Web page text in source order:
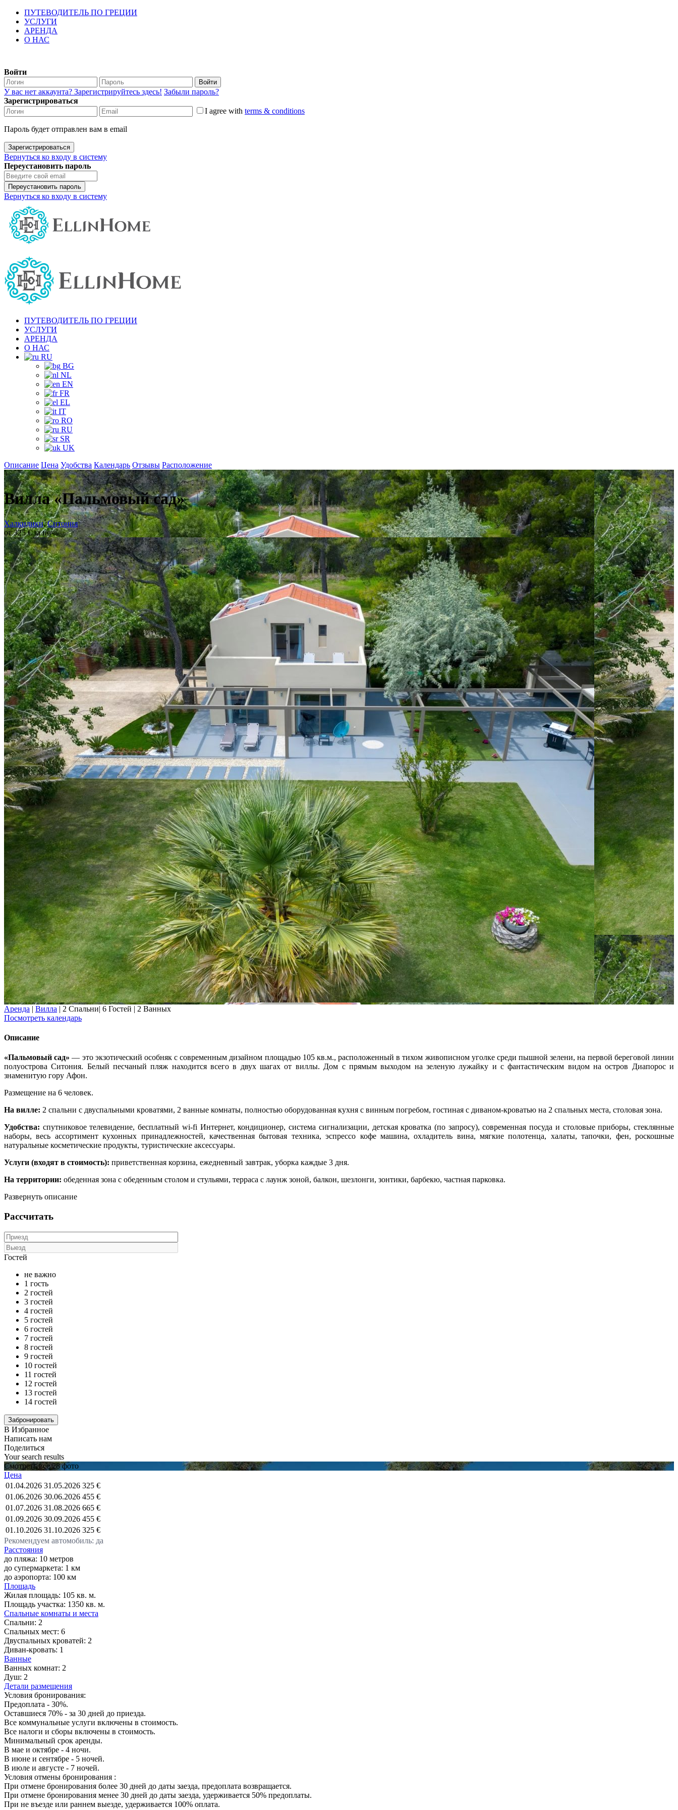
ПУТЕВОДИТЕЛЬ ПО ГРЕЦИИ
УСЛУГИ
АРЕНДА
О НАС
Войти
Войти
У вас нет аккаунта? Зарегистрируйтесь здесь! Забыли пароль?
Зарегистрироваться
I agree with terms & conditions
Пароль будет отправлен вам в email
Зарегистрироваться
Вернуться ко входу в систему
Переустановить пароль
Переустановить пароль
Вернуться ко входу в систему
ПУТЕВОДИТЕЛЬ ПО ГРЕЦИИ
УСЛУГИ
АРЕНДА
О НАС
RU
BG
NL
EN
FR
EL
IT
RO
RU
SR
UK
Описание Цена Удобства Календарь Отзывы Расположение
+
Вилла «Пальмовый сад»
Халкидики,Ситония
от 325 € за ночь
Аренда | Вилла | 2 Спальни| 6 Гостей | 2 Ванных
Посмотреть календарь
Описание
«Пальмовый сад» — это экзотический особняк с современным дизайном площадью 105 кв.м., расположенный в тихом живописном уголке среди пышной зелени, на первой береговой линии
полуострова Ситония. Белый песчаный пляж находится всего в двух шагах от виллы. Дом с прямым выходом на зеленую лужайку и с фантастическим видом на остров Диапорос и
знаменитую гору Афон.
Размещение на 6 человек.
На вилле: 2 спальни с двуспальными кроватями, 2 ванные комнаты, полностью оборудованная кухня с винным погребом, гостиная с диваном-кроватью на 2 спальных места, столовая зона.
Удобства: cпутниковое телевидение, бесплатный wi-fi Интернет, кондиционер, система сигнализации, детская кроватка (по запросу), современная посуда и столовые приборы, стеклянные
наборы, весь ассортимент кухонных принадлежностей, качественная бытовая техника, эспрессо кофе машина, охладитель вина, мягкие полотенца, халаты, тапочки, фен, роскошные
натуральные косметические продукты, туристические аксессуары.
Услуги (входят в стоимость): приветственная корзина, ежедневный завтрак, уборка каждые 3 дня.
На территории: обеденная зона с обеденным столом и стульями, терраса с лаунж зоной, балкон, шезлонги, зонтики, барбекю, частная парковка.
Развернуть описание
Рассчитать
Гостей
не важно
1 гость
2 гостей
3 гостей
4 гостей
5 гостей
6 гостей
7 гостей
8 гостей
9 гостей
10 гостей
11 гостей
12 гостей
13 гостей
14 гостей
В Избранное
Написать нам
Поделиться
Your search results
Смотреть все 28 фото
Цена
01.04.2026 31.05.2026 325 €
01.06.2026 30.06.2026 455 €
01.07.2026 31.08.2026 665 €
01.09.2026 30.09.2026 455 €
01.10.2026 31.10.2026 325 €
Рекомендуем автомобиль: да
Расстояния
до пляжа: 10 метров
до супермаркета: 1 км
до аэропорта: 100 км
Площадь
Жилая площадь: 105 кв. м.
Площадь участка: 1350 кв. м.
Спальные комнаты и места
Спальни: 2
Спальных мест: 6
Двуспальных кроватей: 2
Диван-кровать: 1
Ванные
Ванных комнат: 2
Душ: 2
Детали размещения
Условия бронирования:
Предоплата - 30%.
Оставшиеся 70% - за 30 дней до приезда.
Все коммунальные услуги включены в стоимость.
Все налоги и сборы включены в стоимость.
Минимальный срок аренды.
В мае и октябре - 4 ночи.
В июне и сентябре - 5 ночей.
В июле и августе - 7 ночей.
Условия отмены бронирования :
При отмене бронирования более 30 дней до даты заезда, предоплата возвращается.
При отмене бронирования менее 30 дней до даты заезда, удерживается 50% предоплаты.
При не въезде или раннем выезде, удерживается 100% оплата.